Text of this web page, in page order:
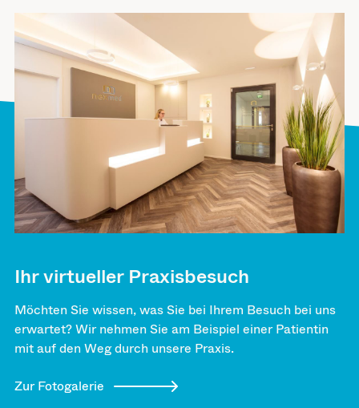
Ihr virtueller Praxisbesuch
Möchten Sie wissen, was Sie bei Ihrem Besuch bei uns
erwartet? Wir nehmen Sie am Beispiel einer Patientin
mit auf den Weg durch unsere Praxis.
Zur Fotogalerie